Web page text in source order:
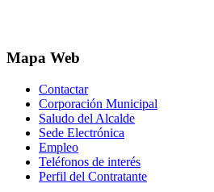
Mapa Web
Contactar
Corporación Municipal
Saludo del Alcalde
Sede Electrónica
Empleo
Teléfonos de interés
Perfil del Contratante